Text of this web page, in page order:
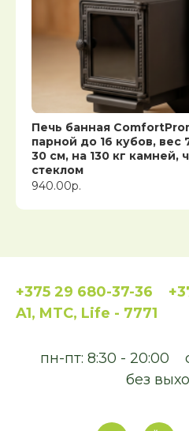
Печь банная
парной до 16 кубов, вес
30 см, на 130 кг камней,
стеклом
940.00р.
+375 29 680-37-36
A1, MTC, Life - 7771
пн-пт: 8:30 - 20:00
без